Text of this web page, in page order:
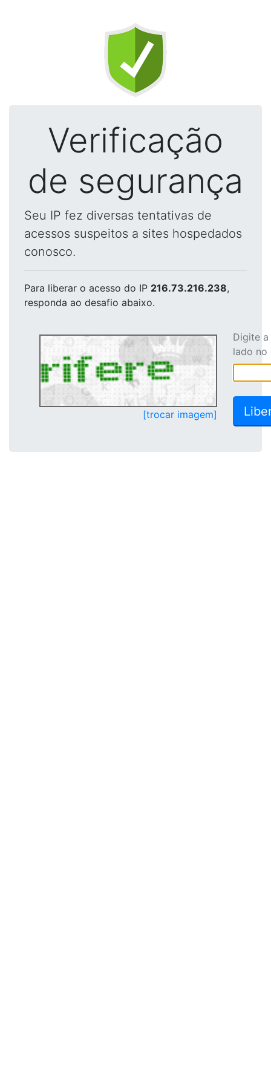
Verificação
de segurança
Seu IP fez diversas tentativas de
acessos suspeitos a sites hospedados
conosco.
Para liberar o acesso do IP 216.73.216.238,
responda ao desafio abaixo.
[trocar imagem]
Digite
lado no